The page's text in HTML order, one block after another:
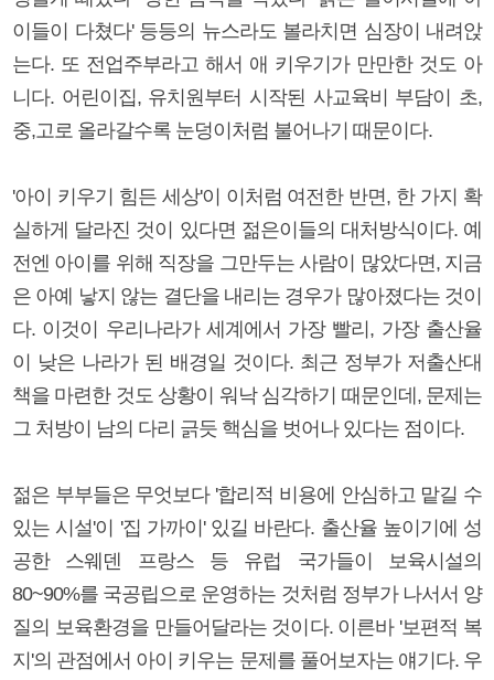
이들이 다쳤다' 등등의 뉴스라도 볼라치면 심장이 내려앉
는다. 또 전업주부라고 해서 애 키우기가 만만한 것도 아
니다. 어린이집, 유치원부터 시작된 사교육비 부담이 초,
중,고로 올라갈수록 눈덩이처럼 불어나기 때문이다.
'아이 키우기 힘든 세상'이 이처럼 여전한 반면, 한 가지 확
실하게 달라진 것이 있다면 젊은이들의 대처방식이다. 예
전엔 아이를 위해 직장을 그만두는 사람이 많았다면, 지금
은 아예 낳지 않는 결단을 내리는 경우가 많아졌다는 것이
다. 이것이 우리나라가 세계에서 가장 빨리, 가장 출산율
이 낮은 나라가 된 배경일 것이다. 최근 정부가 저출산대
책을 마련한 것도 상황이 워낙 심각하기 때문인데, 문제는
그 처방이 남의 다리 긁듯 핵심을 벗어나 있다는 점이다.
젊은 부부들은 무엇보다 '합리적 비용에 안심하고 맡길 수
있는 시설'이 '집 가까이' 있길 바란다. 출산율 높이기에 성
공한 스웨덴 프랑스 등 유럽 국가들이 보육시설의
80~90%를 국공립으로 운영하는 것처럼 정부가 나서서 양
질의 보육환경을 만들어달라는 것이다. 이른바 '보편적 복
지'의 관점에서 아이 키우는 문제를 풀어보자는 얘기다. 우